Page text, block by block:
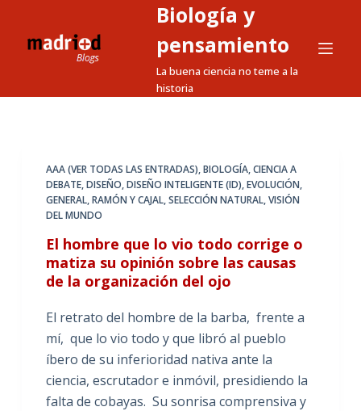
a
Biología y
pensamiento
La buena ciencia no teme a la
historia
AAA (VER TODAS LAS ENTRADAS),BIOLOGÍA,CIENCIA A
DEBATE,DISEÑO,DISEÑO INTELIGENTE (ID),EVOLUCIÓN,
GENERAL,RAMÓN Y CAJAL,SELECCIÓN NATURAL,VISIÓN
DEL MUNDO
El hombre que lo vio todo corrige o
matiza su opinión sobre las causas
de la organización del ojo
El retrato del hombre de la barba, frente a
mí, que lo vio todo y que libró al pueblo
íbero de su inferioridad nativa ante la
ciencia, escrutador e inmóvil, presidiendo la
falta de cobayas. Su sonrisa comprensiva y